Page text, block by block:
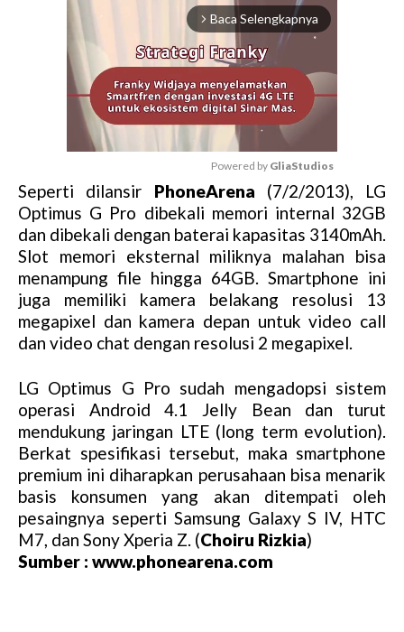
arrow_forward_ios Baca Selengkapnya
M
u
t
Powered by GliaStudios
Seperti dilansir PhoneArena (7/2/2013), LG
Optimus G Pro dibekali memori internal 32GB
dan dibekali dengan baterai kapasitas 3140mAh.
Slot memori eksternal miliknya malahan bisa
menampung file hingga 64GB. Smartphone ini
juga memiliki kamera belakang resolusi 13
megapixel dan kamera depan untuk video call
dan video chat dengan resolusi 2 megapixel.
LG Optimus G Pro sudah mengadopsi sistem
operasi Android 4.1 Jelly Bean dan turut
mendukung jaringan LTE (long term evolution).
Berkat spesifikasi tersebut, maka smartphone
premium ini diharapkan perusahaan bisa menarik
basis konsumen yang akan ditempati oleh
pesaingnya seperti Samsung Galaxy S IV, HTC
M7, dan Sony Xperia Z. (Choiru Rizkia)
Sumber : www.phonearena.com